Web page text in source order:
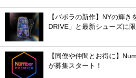
【バボラの新作】NYの輝き
DRIVE」と最新シューズに
【同僚や仲間とお得に】
が募集スタート！